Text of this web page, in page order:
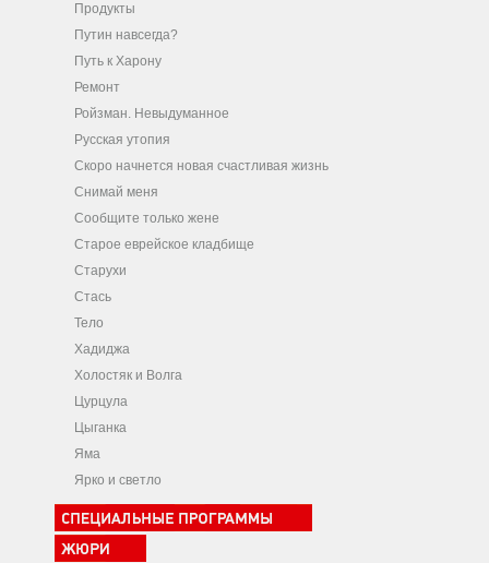
Продукты
Путин навсегда?
Путь к Харону
Ремонт
Ройзман. Невыдуманное
Русская утопия
Скоро начнется новая счастливая жизнь
Снимай меня
Сообщите только жене
Старое еврейское кладбище
Старухи
Стась
Тело
Хадиджа
Холостяк и Волга
Цурцула
Цыганка
Яма
Ярко и светло